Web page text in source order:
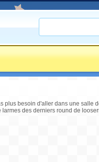
plus besoin d'aller dans une salle
des derniers round de